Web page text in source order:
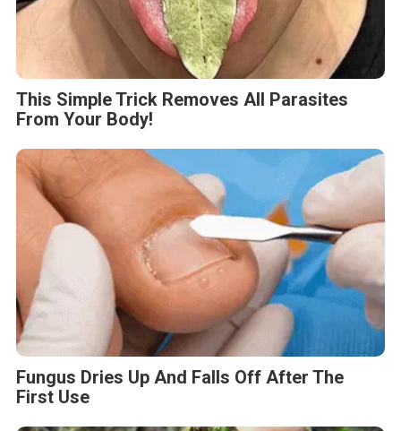
This Simple Trick Removes All Parasites
From Your Body!
Fungus Dries Up And Falls Off After The
First Use